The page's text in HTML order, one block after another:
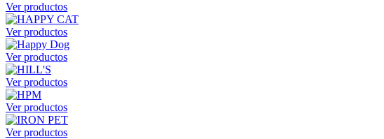
Ver productos
Ver productos
Ver productos
Ver productos
Ver productos
Ver productos